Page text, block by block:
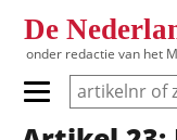
De
onder redactie van het
Primair menu